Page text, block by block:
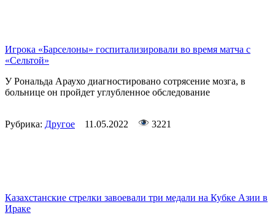
Игрока «Барселоны» госпитализировали во время матча с
«Сельтой»
У Рональда Араухо диагностировано сотрясение мозга, в
больнице он пройдет углубленное обследование
Рубрика: Другое 11.05.2022 3221
Казахстанские стрелки завоевали три медали на Кубке Азии в
Ираке